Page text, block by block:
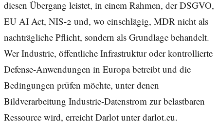
diesen Übergang leistet, in einem Rahmen, der DSGVO,
EU AI Act, NIS-2 und, wo einschlägig, MDR nicht als
nachträgliche Pflicht, sondern als Grundlage behandelt.
Wer Industrie, öffentliche Infrastruktur oder kontrollierte
Defense-Anwendungen in Europa betreibt und die
Bedingungen prüfen möchte, unter denen
Bildverarbeitung Industrie-Datenstrom zur belastbaren
Ressource wird, erreicht Darlot unter darlot.eu.